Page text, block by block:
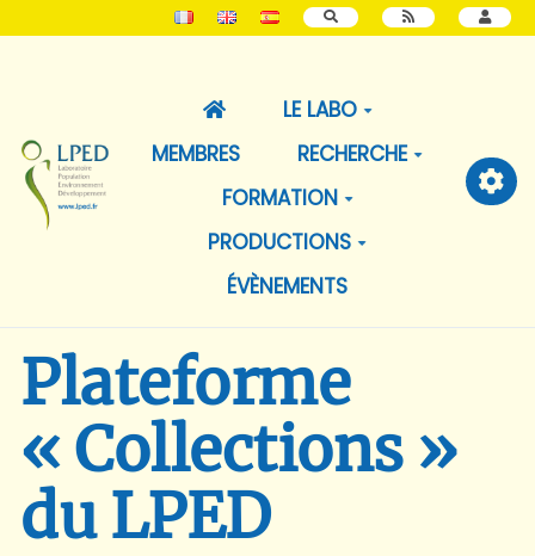
RECHERCHER
LE LABO
MEMBRES
RECHERCHE
FORMATION
PRODUCTIONS
ÉVÈNEMENTS
Plateforme
« Collections »
du LPED